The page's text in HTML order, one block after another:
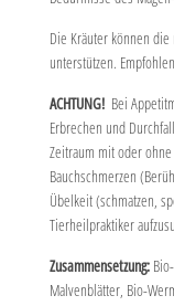
Die Kräuter können
unterstützen.
ACHTUNG! Bei
Erbrechen und
Zeitraum mit oder
Bauchschmerzen
Übelkeit (schmatzen,
Tierheilpraktiker
Zusammensetzung:
Malvenblätter, Bio-